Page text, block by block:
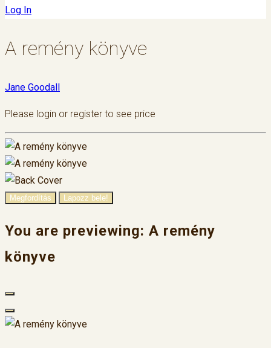
Log In
A remény könyve
Jane Goodall
Please login or register to see price
Megfordítás Lapozz bele!
You are previewing: A remény
könyve